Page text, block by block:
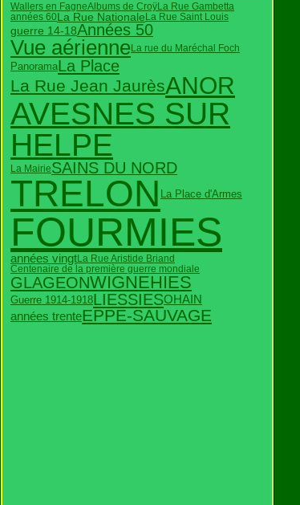
Wallers en FagneAlbums de CroÿLa Rue Gambetta
années 60La Rue Nationale La Rue Saint Louis
guerre 14-18Années 50
Vue aérienneLa rue du Maréchal Foch
PanoramaLa Place
La Rue Jean JaurèsANOR
AVESNES SUR
HELPE
La MairieSAINS DU NORD
TRELON La Place d'Armes
FOURMIES
années vingtLa Rue Aristide Briand
Centenaire de la première guerre mondiale
GLAGEONWIGNEHIES
Guerre 1914-1918LIESSIESOHAIN
années trenteEPPE-SAUVAGE